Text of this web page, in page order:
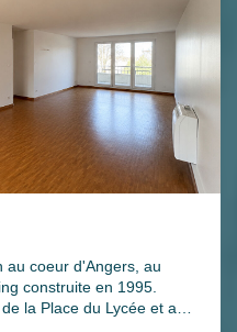
locatif.
au coeur d'Angers, au
construite en 1995.
la Place du Lycée et au